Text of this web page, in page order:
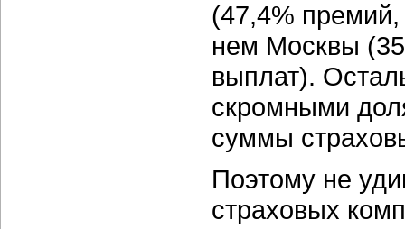
(47,4%
нем Москвы
выплат).
скромными
суммы
Поэтому не
страховых